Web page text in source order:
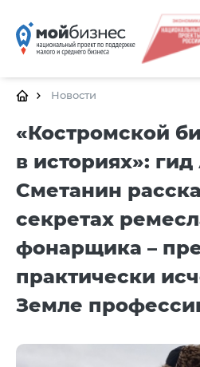
8 (4942) 42-
ГЛАВНАЯ
ГАЛЕРЕЯ
КАЛЕНДАРЬ
ПОЛЕЗНЫЕ
Новости
«Костромской
в историях»:
Сметанин
секретах
фонарщика –
практически
Земле